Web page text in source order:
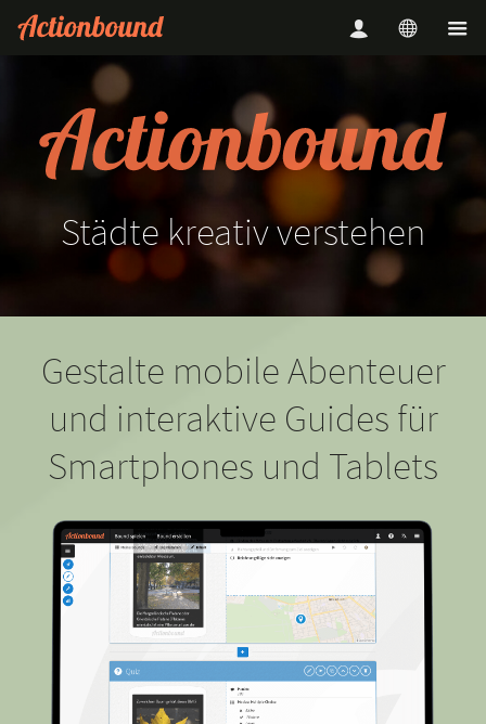
Städtekreativverstehen
Gestalte mobile Abenteuer
und interaktive Guides für
Smartphones und Tablets